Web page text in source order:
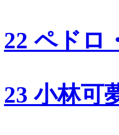
22 ペドロ
23 小林可